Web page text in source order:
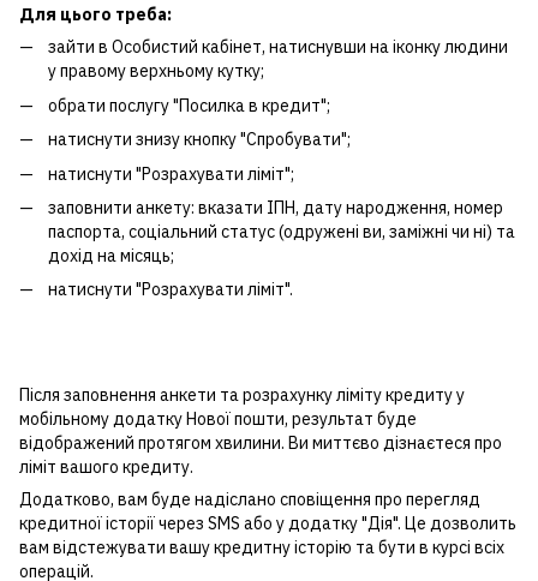
Для цього треба:
зайти в Особистий кабінет, натиснувши на іконку людини
у правому верхньому кутку;
обрати послугу "Посилка в кредит";
натиснути знизу кнопку "Спробувати";
натиснути "Розрахувати ліміт";
заповнити анкету: вказати ІПН, дату народження, номер
паспорта, соціальний статус (одружені ви, заміжні чи ні) та
дохід на місяць;
натиснути "Розрахувати ліміт".
Після заповнення анкети та розрахунку ліміту кредиту у
мобільному додатку Нової пошти, результат буде
відображений протягом хвилини. Ви миттєво дізнаєтеся про
ліміт вашого кредиту.
Додатково, вам буде надіслано сповіщення про перегляд
кредитної історії через SMS або у додатку "Дія". Це дозволить
вам відстежувати вашу кредитну історію та бути в курсі всіх
операцій.